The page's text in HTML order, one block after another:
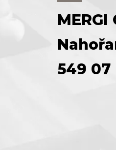
MERGI
549 07